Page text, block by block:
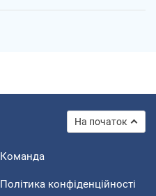
На початок
Команда
Політика конфіденційності